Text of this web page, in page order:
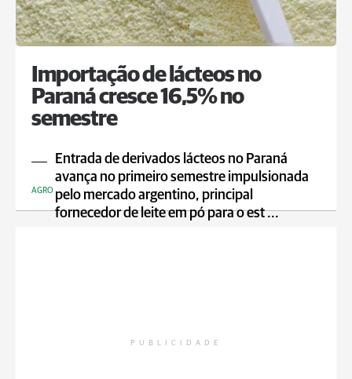
Importação de lácteos no
Paraná cresce 16,5% no
semestre
Entrada de derivados lácteos no Paraná
avança no primeiro semestre impulsionada
pelo mercado argentino, principal
fornecedor de leite em pó para o est ...
AGRO
PUBLICIDADE